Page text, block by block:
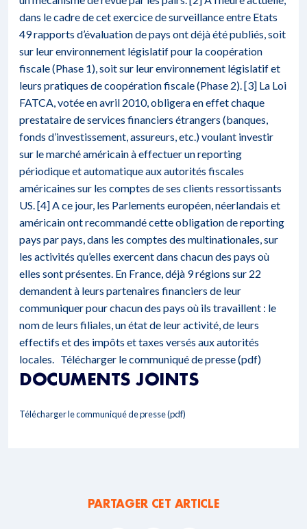
dans le cadre de cet exercice de surveillance entre Etats
49 rapports d’évaluation de pays ont déjà été publiés, soit
sur leur environnement législatif pour la coopération
fiscale (Phase 1), soit sur leur environnement législatif et
leurs pratiques de coopération fiscale (Phase 2). [3] La Loi
FATCA, votée en avril 2010, obligera en effet chaque
prestataire de services financiers étrangers (banques,
fonds d’investissement, assureurs, etc.) voulant investir
sur le marché américain à effectuer un reporting
périodique et automatique aux autorités fiscales
américaines sur les comptes de ses clients ressortissants
US. [4] A ce jour, les Parlements européen, néerlandais et
américain ont recommandé cette obligation de reporting
pays par pays, dans les comptes des multinationales, sur
les activités qu’elles exercent dans chacun des pays où
elles sont présentes. En France, déjà 9 régions sur 22
demandent à leurs partenaires financiers de leur
communiquer pour chacun des pays où ils travaillent : le
nom de leurs filiales, un état de leur activité, de leurs
effectifs et des impôts et taxes versés aux autorités
locales. Télécharger le communiqué de presse (pdf)
DOCUMENTS JOINTS
Télécharger le communiqué de presse (pdf)
PARTAGER CET ARTICLE